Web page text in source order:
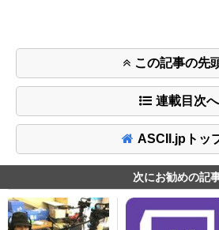
この記事の先
連載目次へ
ASCII.jpトッ
次にお勧めの記